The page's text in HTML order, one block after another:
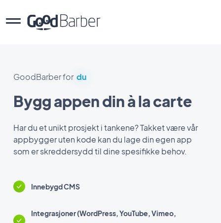
GoodBarber for du
Bygg appen din à la carte
Har du et unikt prosjekt i tankene? Takket være vår
appbygger uten kode kan du lage din egen app
som er skreddersydd til dine spesifikke behov.
Innebygd CMS
Integrasjoner (WordPress, YouTube, Vimeo,